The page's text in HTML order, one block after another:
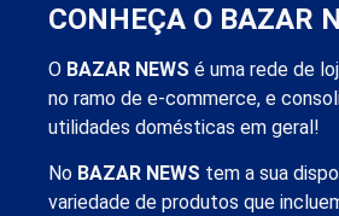
CONHEÇA O BAZAR
O BAZAR NEWS é uma rede de
no ramo de e-commerce, e
utilidades domésticas em geral!
No BAZAR NEWS tem a sua
variedade de produtos que